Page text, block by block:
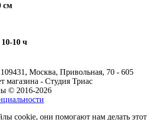
см
10 ч
Москва, Привольная, 70 - 605
магазина - Студия Триас
© 2016-2026
cookie, они помогают нам делать этот